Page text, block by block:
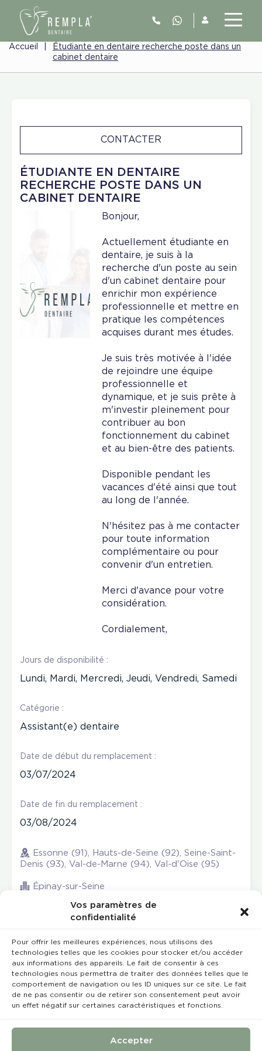
Vos paramètres de
confidentialité
Pour offrir les meilleures expériences, nous utilisons des
technologies telles que les cookies pour stocker et/ou accéder
aux informations des appareils. Le fait de consentir à ces
technologies nous permettra de traiter des données telles que le
comportement de navigation ou les ID uniques sur ce site. Le fait
de ne pas consentir ou de retirer son consentement peut avoir
un effet négatif sur certaines caractéristiques et fonctions.
Accepter
Accueil
Étudiante en dentaire recherche poste dans un
cabinet dentaire
ÉTUDIANTE EN DENTAIRE
RECHERCHE POSTE DANS UN
CABINET DENTAIRE
CONTACTER
Bonjour,
Actuellement étudiante en
dentaire, je suis à la
recherche d'un poste au sein
d'un cabinet dentaire pour
enrichir mon expérience
professionnelle et mettre en
pratique les compétences
acquises durant mes études.
Je suis très motivée à l'idée
de rejoindre une équipe
professionnelle et
dynamique, et je suis prête à
m'investir pleinement pour
contribuer au bon
fonctionnement du cabinet
et au bien-être des patients.
Disponible pendant les
vacances d'été ainsi que tout
au long de l'année.
N'hésitez pas à me contacter
pour toute information
complémentaire ou pour
convenir d'un entretien.
Merci d'avance pour votre
considération.
Cordialement,
Jours de disponibilité :
Lundi, Mardi, Mercredi, Jeudi, Vendredi, Samedi
Catégorie :
Assistant(e) dentaire
Date de début du remplacement :
03/07/2024
Date de fin du remplacement :
03/08/2024
Essonne (91), Hauts-de-Seine (92), Seine-Saint-
Denis (93), Val-de-Marne (94), Val-d'Oise (95)
Épinay-sur-Seine
Rempla’Dentaire © 2023 Tous droits réservés
Conception et réalisation :